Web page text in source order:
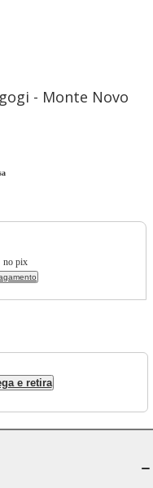
- Monte Novo
no pix
e retira